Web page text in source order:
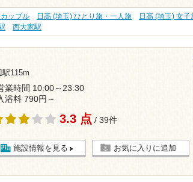
ップル 日高 (埼玉) ひとり旅・一人旅
日高 (埼玉) 女
西大家駅
駅115m
業時間 10:00～23:30
浴料 790円～
3.3 点 / 39件
施設情報を見る お気に入りに追加